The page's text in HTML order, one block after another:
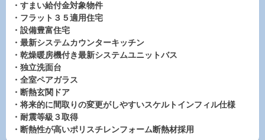
・すまい給付金対象物件
・フラット３５適用住宅
・設備豊富住宅
・最新システムカウンターキッチン
・乾燥暖房機付き最新システムユニットバス
・独立洗面台
・全室ペアガラス
・断熱玄関ドア
・将来的に間取りの変更がしやすいスケルトインフィル仕様
・耐震等級３取得
・断熱性が高いポリスチレンフォーム断熱材採用